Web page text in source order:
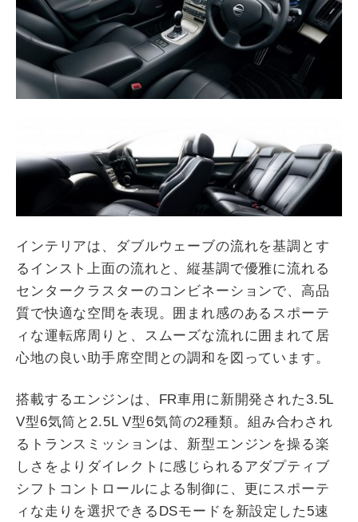
インテリアは、ダブルウェーブの流れを基調とす
るインスト上面の流れと、縦基調で優雅に流れる
センタークラスターのコンビネーションで、高品
質で快適な空間を表現。囲まれ感のあるスポーテ
ィな運転席周りと、スムーズな流れに囲まれて居
心地の良い助手席空間との調和を図っています。
搭載するエンジンは、FR車用に新開発された3.5L
V型6気筒と2.5L V型6気筒の2種類。組み合わされ
るトランスミッションは、新型エンジンを操る楽
しさをよりダイレクトに感じられるアダプティブ
シフトコントロールによる制御に、更にスポーテ
ィな走りを選択できるDSモードを新設定した5速